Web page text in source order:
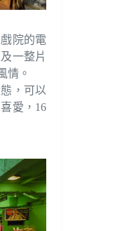
院的電
一整片
情。
，可以
愛，16